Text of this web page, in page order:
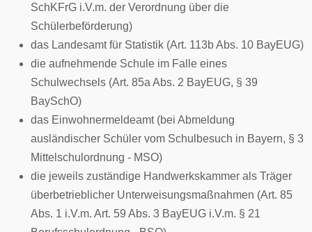
SchKFrG i.V.m. der Verordnung über die
Schülerbeförderung)
das Landesamt für Statistik (Art. 113b Abs. 10 BayEUG)
die aufnehmende Schule im Falle eines
Schulwechsels (Art. 85a Abs. 2 BayEUG, § 39
BaySchO)
das Einwohnermeldeamt (bei Abmeldung
ausländischer Schüler vom Schulbesuch in Bayern, § 3
Mittelschulordnung - MSO)
die jeweils zuständige Handwerkskammer als Träger
überbetrieblicher Unterweisungsmaßnahmen (Art. 85
Abs. 1 i.V.m. Art. 59 Abs. 3 BayEUG i.V.m. § 21